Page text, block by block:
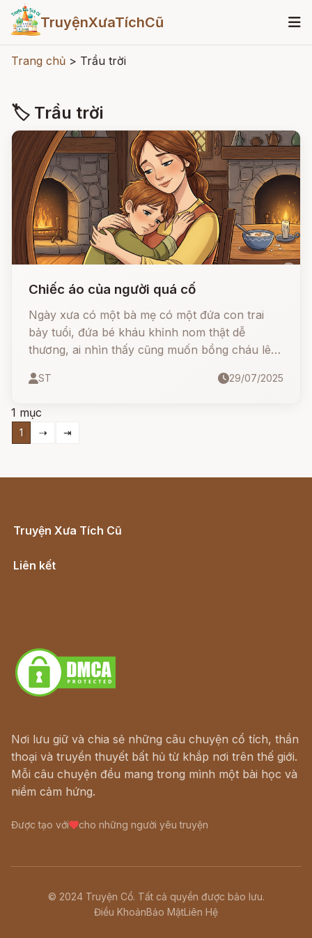
TruyệnXưaTíchCũ
Trang chủ > Trầu trời
🏷 Trầu trời
Chiếc áo của người quá cố
Ngày xưa có một bà mẹ có một đứa con trai
bảy tuổi, đứa bé kháu khỉnh nom thật dễ
thương, ai nhìn thấy cũng muốn bồng cháu lên
đời. Nhưng một ngày kia bỗng dưng đứa bé lăn
sức khổ tâm, bà khóc suốt ngày đêm.
ST 29/07/2025
1 mục
1 ⇢ ⇥
Truyện Xưa Tích Cũ
Liên kết
Nơi lưu giữ và chia sẻ những câu chuyện cổ tích, thần
thoại và truyền thuyết bất hủ từ khắp nơi trên thế giới.
Mỗi câu chuyện đều mang trong mình một bài học và
niềm cảm hứng.
Được tạo với cho những người yêu truyện
© 2024 Truyện Cổ. Tất cả quyền được bảo lưu.
Điều KhoảnBảo MậtLiên Hệ